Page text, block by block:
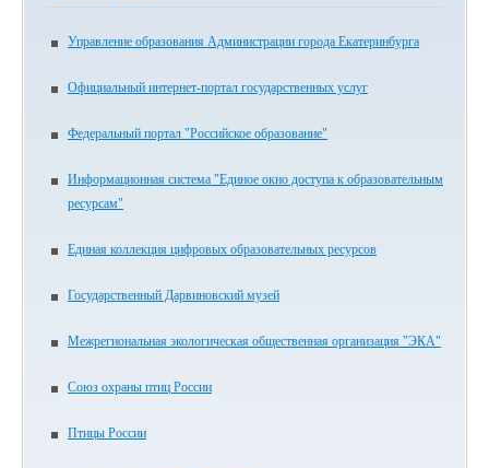
Управление образования Администрации города Екатеринбурга
Официальный интернет-портал государственных услуг
Федеральный портал "Российское образование"
Информационная система "Единое окно доступа к образовательным
ресурсам"
Единая коллекция цифровых образовательных ресурсов
Государственный Дарвиновский музей
Межрегиональная экологическая общественная организация "ЭКА"
Союз охраны птиц России
Птицы России